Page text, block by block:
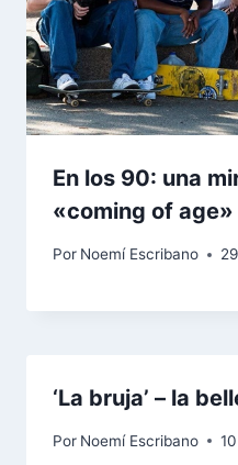
En los 90: una
«coming of age»
Por Noemí Escribano
‘La bruja’ – la
Por Noemí Escribano